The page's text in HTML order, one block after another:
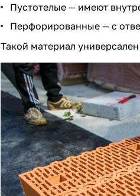
Пустотелые — имеют
Перфорированные — с
Такой материал